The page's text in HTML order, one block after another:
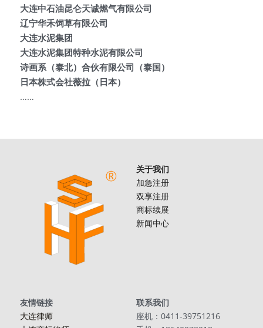
大连中石油昆仑天诚燃气有限公司
辽宁华禾饲草有限公司
大连水泥集团
大连水泥集团特种水泥有限公司
诗画系（泰北）合伙有限公司（泰国）
日本株式会社薇拉（日本）
……
关于我们
加急注册
双享注册
商标续展
新闻中心
友情链接
大连律师
联系我们
座机：0411-39751216